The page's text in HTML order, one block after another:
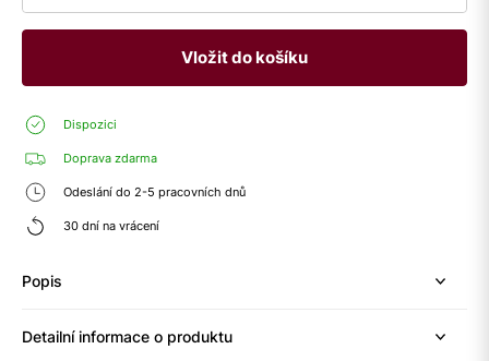
Vložit do košíku
Dispozici
Doprava zdarma
Odeslání do 2-5 pracovních dnů
30 dní na vrácení
Popis
Detailní informace o produktu